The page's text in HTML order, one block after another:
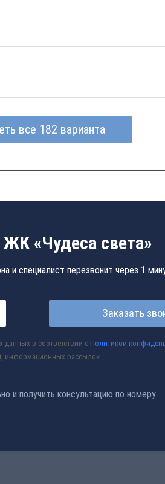
все 182 варианта
«Чудеса света»
и специалист перезвонит через 1
Заказать
данных в соответствии сПолитикой
информационных рассылок
и получить консультацию по номеру